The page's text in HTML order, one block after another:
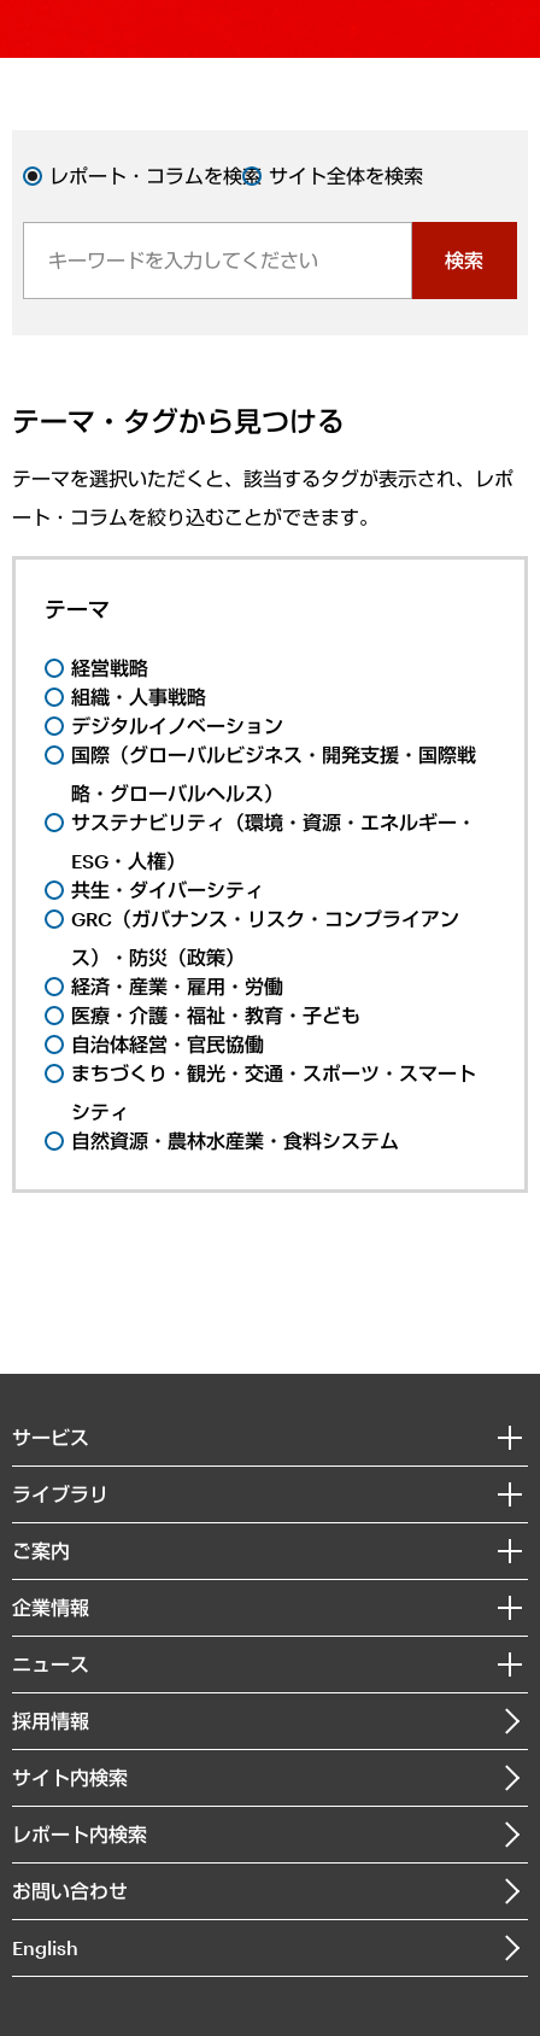
レポート・コラムを検索 サイト全体を検索
検索
テーマ・タグから見つける
テーマを選択いただくと、該当するタグが表示され、レポ
ート・コラムを絞り込むことができます。
テーマ
経営戦略
組織・人事戦略
デジタルイノベーション
国際（グローバルビジネス・開発支援・国際戦
略・グローバルヘルス）
サステナビリティ（環境・資源・エネルギー・
ESG・人権）
共生・ダイバーシティ
GRC（ガバナンス・リスク・コンプライアン
ス）・防災（政策）
経済・産業・雇用・労働
医療・介護・福祉・教育・子ども
自治体経営・官民協働
まちづくり・観光・交通・スポーツ・スマート
シティ
自然資源・農林水産業・食料システム
サービス
経営戦略
組織・人事戦略
デジタルイノベーション
共生・ダイバーシティ
GRC（ガバナンス・リスク・コンプライアンス）・防災（政策）
経済・産業・雇用・労働
まちづくり・観光・交通・スポーツ・スマートシティ
自然資源・農林水産業・食料システム
ライブラリ
経済調査
レポート
コラム
経営用語集
受託・受注実績（官公庁関連）
メディア掲載・出演
ご案内
セミナー・イベント情報
MUFGビジネスセミナー
受託案件情報
企業情報
私たちの想い
社長メッセージ
会社概要
沿革
組織図・本部部室紹介
インドネシア現地法人
ニュース
ニュースリリース
お知らせ
採用情報
サイト内検索
レポート内検索
お問い合わせ
English